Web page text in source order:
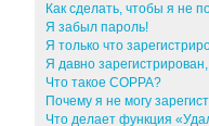
Как сделать, чтобы я не
Я забыл пароль!
Я только что
Я давно
Что такое COPPA?
Почему я не могу
Что делает функция